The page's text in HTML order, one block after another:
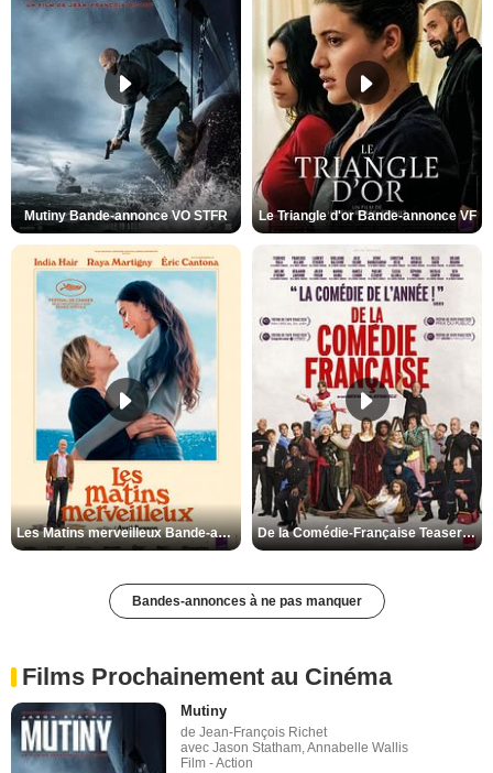
Mutiny Bande-annonce VO STFR Le Triangle d'or Bande-annonce VF
Les Matins merveilleux Bande-annonce VF De la Comédie-Française Teaser VF
Bandes-annonces à ne pas manquer
Films Prochainement au Cinéma
Mutiny
de Jean-François Richet
avec Jason Statham, Annabelle Wallis
Film - Action